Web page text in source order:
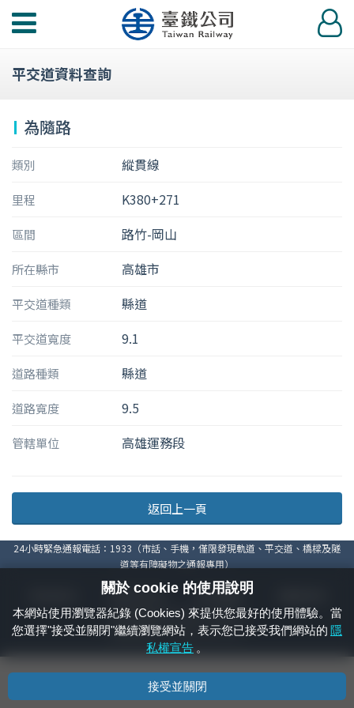
功
選
登
入
平交道資料查詢
為隨路
類別 縱貫線
里程 K380+271
區間 路竹-岡山
所在縣市 高雄市
平交道種類 縣道
平交道寬度 9.1
道路種類 縣道
道路寬度 9.5
管轄單位 高雄運務段
返回上一頁
24小時緊急通報電話：1933（市話、手機，僅限發現軌道、平交道、橋樑及隧
道等有障礙物之通報專用）
資通安全政策 著作權聲明
國營臺灣鐵路股份有限公司 © 版權所有
本頁產生時間： 2026/08/10 00:21:37
關於 cookie 的使用說明
本網站使用瀏覽器紀錄 (Cookies) 來提供您最好的使用體驗。當
您選擇"接受並關閉"繼續瀏覽網站，表示您已接受我們網站的 隱
私權宣告 。
接受並關閉